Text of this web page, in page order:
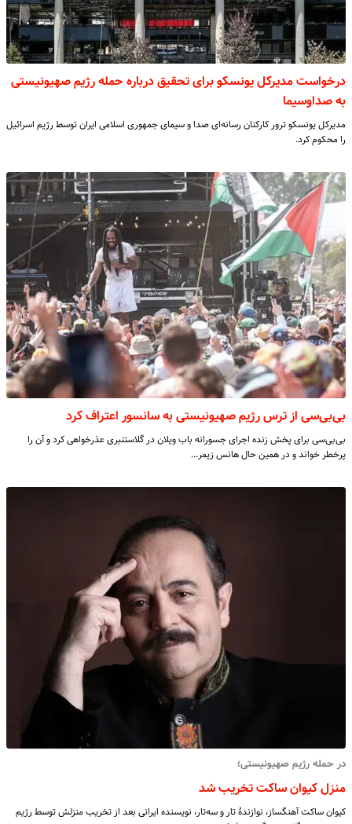
درخواست مدیرکل یونسکو برای تحقیق درباره حمله رژیم صهیونیستی
به صداوسیما
مدیرکل یونسکو ترور کارکنان رسانه‌ای صدا و سیمای جمهوری اسلامی ایران توسط رژیم اسرائیل
را محکوم کرد.
بی‌بی‌سی از ترس رژیم صهیونیستی به سانسور اعتراف کرد
بی‌بی‌سی برای پخش زنده اجرای جسورانه باب ویلان در گلاستنبری عذرخواهی کرد و آن را
پرخطر خواند و در همین حال هانس زیمر…
در حمله رژیم صهیونیستی؛
منزل کیوان ساکت تخریب شد
کیوان ساکت آهنگساز، نوازندهٔ تار و سه‌تار، نویسنده ایرانی بعد از تخریب منزلش توسط رژیم